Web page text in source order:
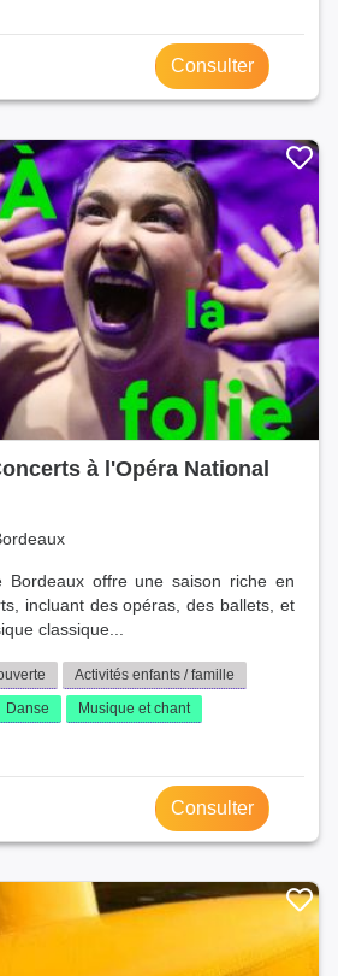
Consulter
à l'Opéra National
Bordeaux offre une saison riche en
incluant des opéras, des ballets, et
classique...
Activités enfants / famille
Danse
Musique et chant
Consulter